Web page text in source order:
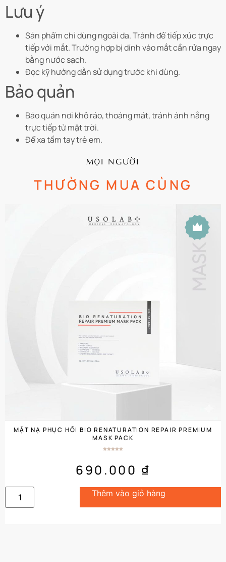
Lưu ý
Sản phẩm chỉ dùng ngoài da. Tránh để tiếp xúc trực
tiếp với mắt. Trường hợp bị dính vào mắt cần rửa ngay
bằng nước sạch.
Đọc kỹ hướng dẫn sử dụng trước khi dùng.
Bảo quản
Bảo quản nơi khô ráo, thoáng mát, tránh ánh nắng
trực tiếp từ mặt trời.
Để xa tầm tay trẻ em.
MỌI NGƯỜI
THƯỜNG MUA CÙNG
MẶT NẠ PHỤC HỒI BIO RENATURATION REPAIR PREMIUM
MASK PACK
690.000 ₫
Thêm vào giỏ hàng